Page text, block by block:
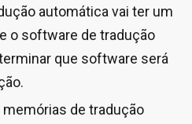
automática vai ter um
o software de tradução
que software será
de tradução